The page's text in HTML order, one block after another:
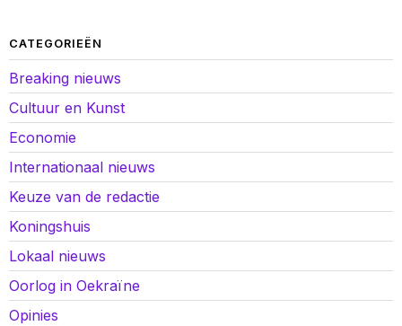
CATEGORIEËN
Breaking nieuws
Cultuur en Kunst
Economie
Internationaal nieuws
Keuze van de redactie
Koningshuis
Lokaal nieuws
Oorlog in Oekraïne
Opinies